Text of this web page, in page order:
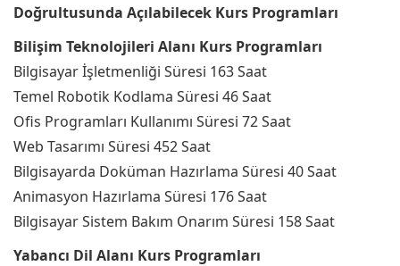
Doğrultusunda Açılabilecek Kurs Programları
Bilişim Teknolojileri Alanı Kurs Programları
Bilgisayar İşletmenliği Süresi 163 Saat
Temel Robotik Kodlama Süresi 46 Saat
Ofis Programları Kullanımı Süresi 72 Saat
Web Tasarımı Süresi 452 Saat
Bilgisayarda Doküman Hazırlama Süresi 40 Saat
Animasyon Hazırlama Süresi 176 Saat
Bilgisayar Sistem Bakım Onarım Süresi 158 Saat
Yabancı Dil Alanı Kurs Programları